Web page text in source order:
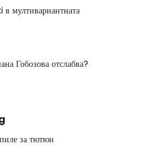
мултивариантната
Гобозова отслабва?
за тютюн